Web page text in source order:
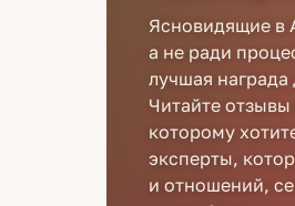
Ясновидящие в
а не ради
лучшая
Читайте
которому
эксперты,
и отношений,